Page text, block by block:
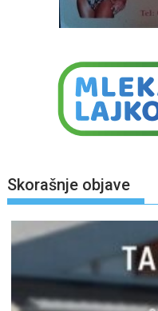
Skorašnje objave